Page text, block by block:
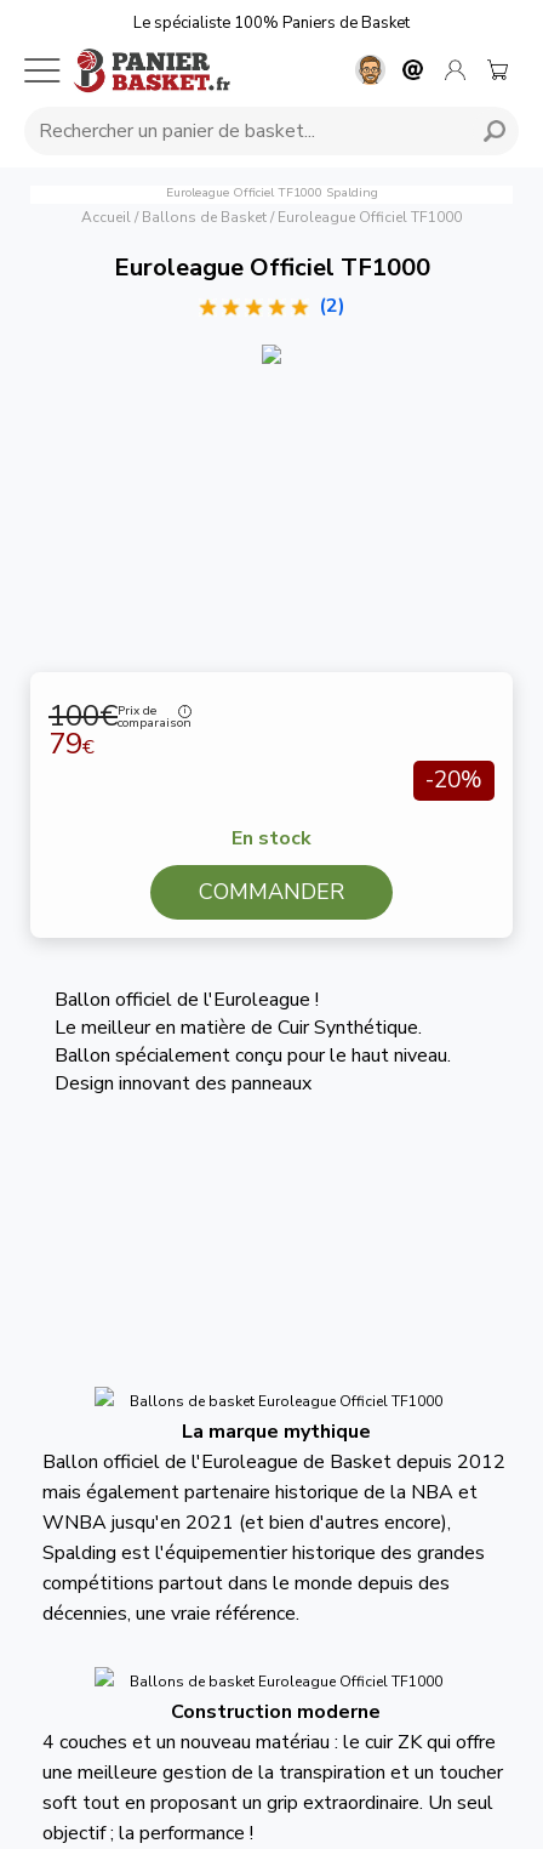
Le spécialiste 100% Paniers de Basket
Euroleague Officiel TF1000 Spalding
Accueil/ Ballons de Basket/ Euroleague Officiel TF1000
Euroleague Officiel TF1000
(2)
100€Prix de
comparaison
79€
-20%
En stock
COMMANDER
Ballon officiel de l'Euroleague !
Le meilleur en matière de Cuir Synthétique.
Ballon spécialement conçu pour le haut niveau.
Design innovant des panneaux
La marque mythique
Ballon officiel de l'Euroleague de Basket depuis 2012
mais également partenaire historique de la NBA et
WNBA jusqu'en 2021 (et bien d'autres encore),
Spalding est l'équipementier historique des grandes
compétitions partout dans le monde depuis des
décennies, une vraie référence.
Construction moderne
4 couches et un nouveau matériau : le cuir ZK qui offre
une meilleure gestion de la transpiration et un toucher
soft tout en proposant un grip extraordinaire. Un seul
objectif ; la performance !